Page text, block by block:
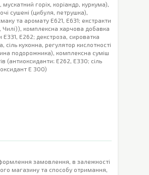
мускатний горіх, коріандр, куркума),
сушені (цибуля, петрушка),
та аромату Е621, Е631; екстракти
Чилі)), комплексна харчова добавка
Е331, Е262; декстроза, сироватка
кухонна, регулятор кислотності
подорожника), комплексна суміш
(антиоксиданти: Е262, Е330; сіль
Е 300)
замовлення, в залежності
магазину та способу отримання,